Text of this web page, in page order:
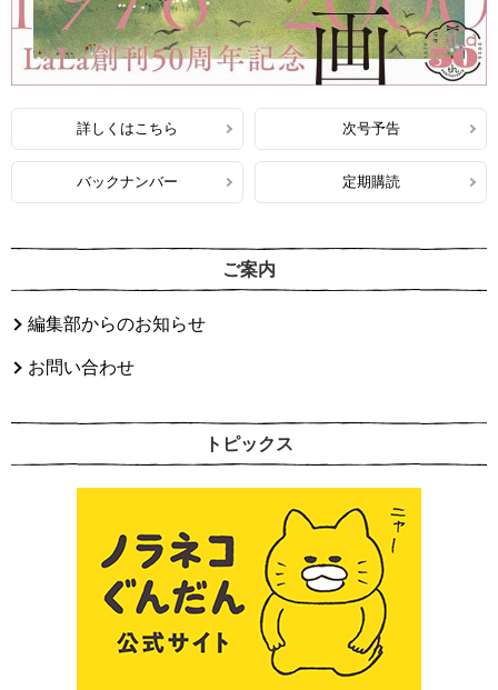
詳しくはこちら 次号予告
バックナンバー 定期購読
ご案内
編集部からのお知らせ
お問い合わせ
トピックス